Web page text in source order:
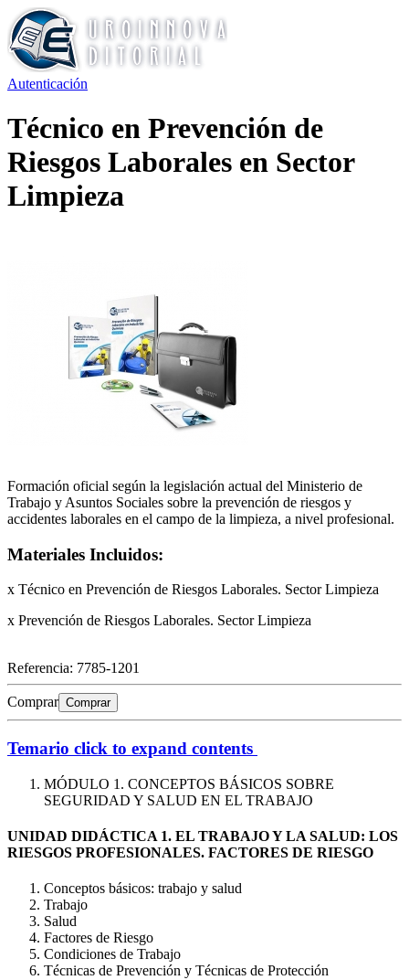
Autenticación
Técnico en Prevención de
Riesgos Laborales en Sector
Limpieza
Formación oficial según la legislación actual del Ministerio de
Trabajo y Asuntos Sociales sobre la prevención de riesgos y
accidentes laborales en el campo de la limpieza, a nivel profesional.
Materiales Incluidos:
x Técnico en Prevención de Riesgos Laborales. Sector Limpieza
x Prevención de Riesgos Laborales. Sector Limpieza
Referencia: 7785-1201
Comprar Comprar
Temario click to expand contents
MÓDULO 1. CONCEPTOS BÁSICOS SOBRE
SEGURIDAD Y SALUD EN EL TRABAJO
UNIDAD DIDÁCTICA 1. EL TRABAJO Y LA SALUD: LOS
RIESGOS PROFESIONALES. FACTORES DE RIESGO
Conceptos básicos: trabajo y salud
Trabajo
Salud
Factores de Riesgo
Condiciones de Trabajo
Técnicas de Prevención y Técnicas de Protección